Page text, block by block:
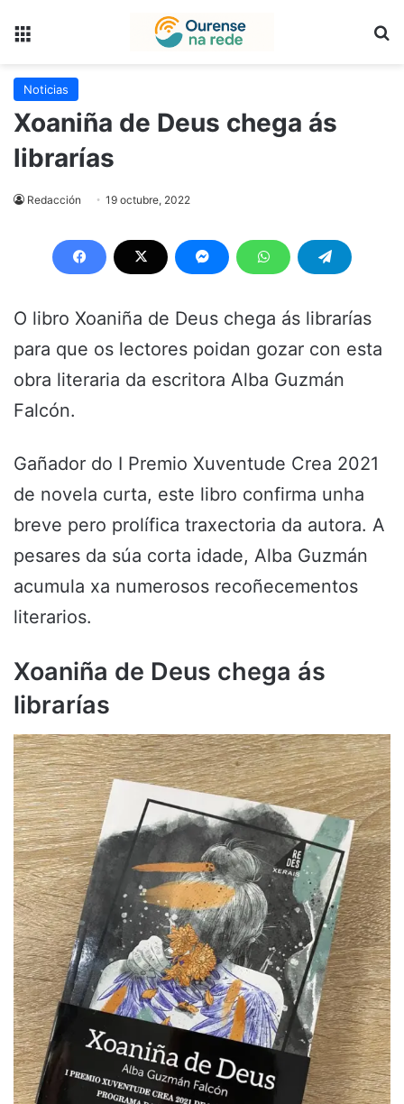
Noticias
Xoaniña de Deus chega ás
librarías
Redacción 19 octubre, 2022
O libro Xoaniña de Deus chega ás librarías
para que os lectores poidan gozar con esta
obra literaria da escritora Alba Guzmán
Falcón.
Gañador do I Premio Xuventude Crea 2021
de novela curta, este libro confirma unha
breve pero prolífica traxectoria da autora. A
pesares da súa corta idade, Alba Guzmán
acumula xa numerosos recoñecementos
literarios.
Xoaniña de Deus chega ás
librarías